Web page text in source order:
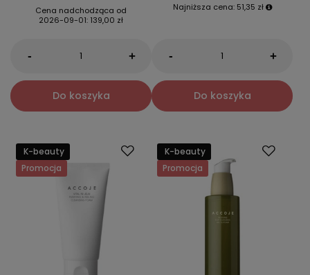
Cena nadchodząca od
2026-09-01: 139,00 zł
- +
Do koszyka
Najniższa cena: 51,35 zł
- +
Do koszyka
K-beauty
Promocja
K-beauty
Promocja